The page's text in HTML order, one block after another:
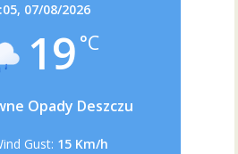
07/08/2026
19 °C
Opady Deszczu
Gust: 15 Km/h